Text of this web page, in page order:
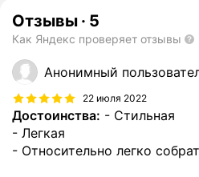
Отзывы · 5
Как Яндекс проверяет отзывы
Анонимный
22 июля 2022
Достоинства: - Стильная
- Легкая
- Относительно легко